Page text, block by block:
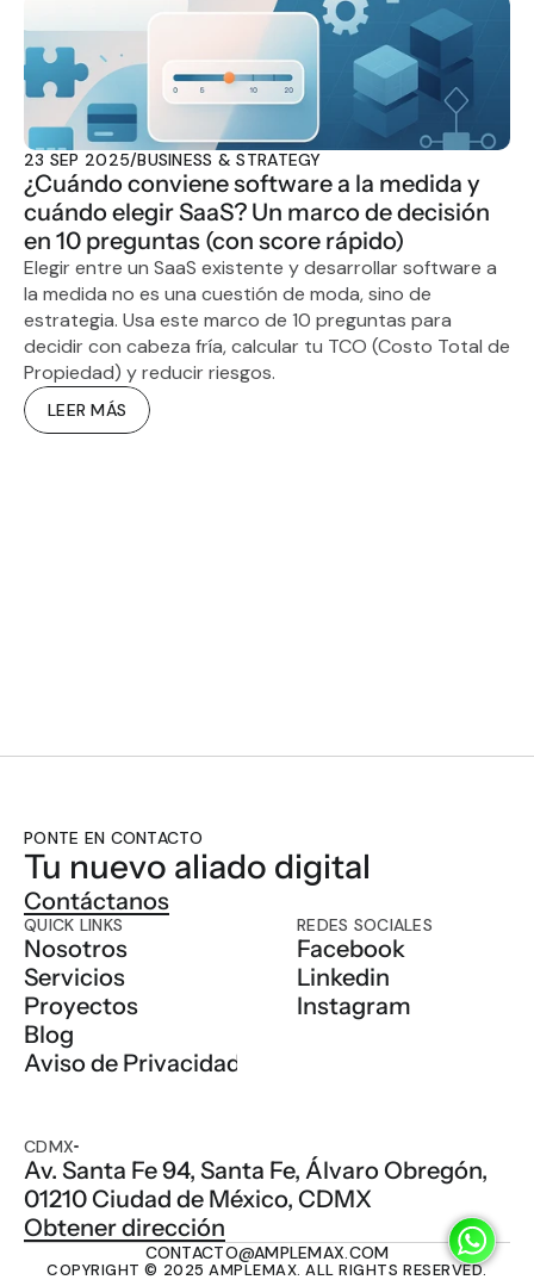
23 SEP 2025/BUSINESS & STRATEGY
¿Cuándo conviene software a la medida y
cuándo elegir SaaS? Un marco de decisión
en 10 preguntas (con score rápido)
Elegir entre un SaaS existente y desarrollar software a
la medida no es una cuestión de moda, sino de
estrategia. Usa este marco de 10 preguntas para
decidir con cabeza fría, calcular tu TCO (Costo Total de
Propiedad) y reducir riesgos.
LEER MÁS
PONTE EN CONTACTO
Tu nuevo aliado digital
Contáctanos
QUICK LINKS
Nosotros
Servicios
Proyectos
Blog
Aviso de Privacidad
REDES SOCIALES
Facebook
Linkedin
Instagram
CDMX
Av. Santa Fe 94, Santa Fe, Álvaro Obregón,
01210 Ciudad de México, CDMX
Obtener dirección
COPYRIGHT © 2025 AMPLEMAX. ALL RIGHTS RESERVED.
CONTACTO@AMPLEMAX.COM